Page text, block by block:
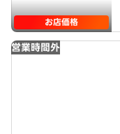
お店価格
営業時間外